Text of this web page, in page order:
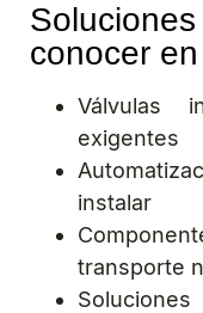
conocer
Válvulas
exigentes
instalar
transporte